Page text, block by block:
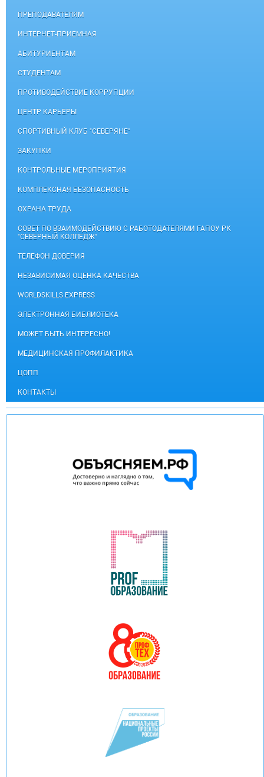
ПРЕПОДАВАТЕЛЯМ
ИНТЕРНЕТ-ПРИЕМНАЯ
АБИТУРИЕНТАМ
СТУДЕНТАМ
ПРОТИВОДЕЙСТВИЕ КОРРУПЦИИ
ЦЕНТР КАРЬЕРЫ
СПОРТИВНЫЙ КЛУБ "СЕВЕРЯНЕ"
ЗАКУПКИ
КОНТРОЛЬНЫЕ МЕРОПРИЯТИЯ
КОМПЛЕКСНАЯ БЕЗОПАСНОСТЬ
ОХРАНА ТРУДА
СОВЕТ ПО ВЗАИМОДЕЙСТВИЮ С РАБОТОДАТЕЛЯМИ ГАПОУ РК
"СЕВЕРНЫЙ КОЛЛЕДЖ"
ТЕЛЕФОН ДОВЕРИЯ
НЕЗАВИСИМАЯ ОЦЕНКА КАЧЕСТВА
WORLDSKILLS EXPRESS
ЭЛЕКТРОННАЯ БИБЛИОТЕКА
МОЖЕТ БЫТЬ ИНТЕРЕСНО!
МЕДИЦИНСКАЯ ПРОФИЛАКТИКА
ЦОПП
КОНТАКТЫ